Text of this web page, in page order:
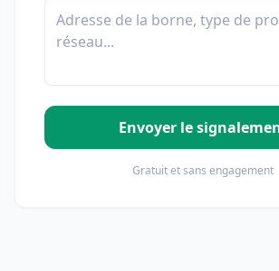
Envoyer le
Gratuit et sans engagement